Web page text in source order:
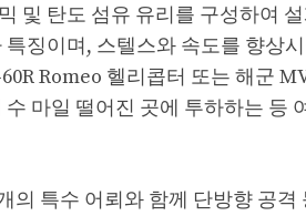
및 탄도 섬유 유리를 구성하여
징이며, 스텔스와 속도를 향상
Romeo 헬리콥터 또는 해군
마일 떨어진 곳에 투하하는 등
의 특수 어뢰와 함께 단방향 공